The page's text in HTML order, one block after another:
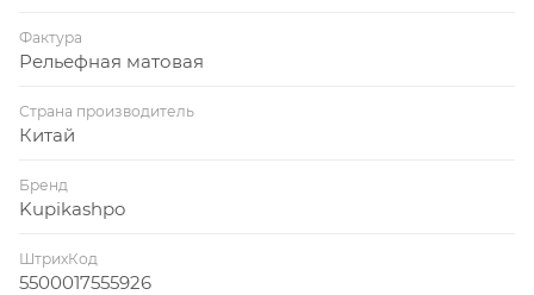
Фактура
Рельефная матовая
Страна производитель
Китай
Бренд
Kupikashpo
ШтрихКод
5500017555926